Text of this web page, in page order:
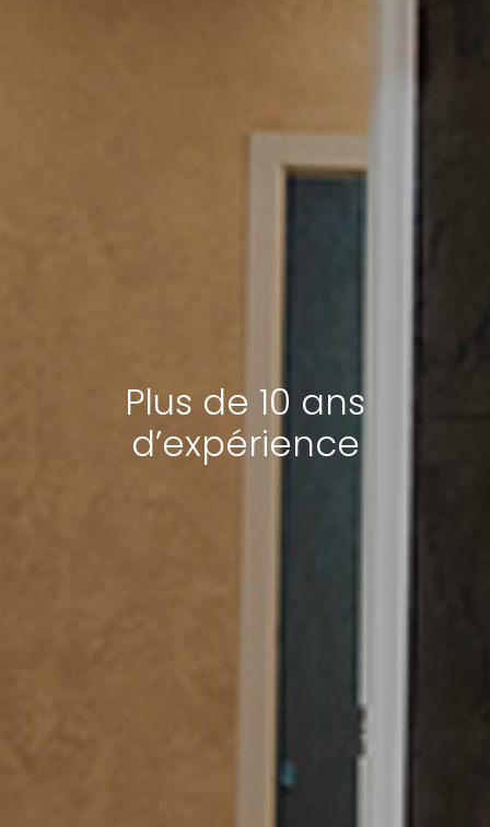
Plus de 10 ans
d’expérience